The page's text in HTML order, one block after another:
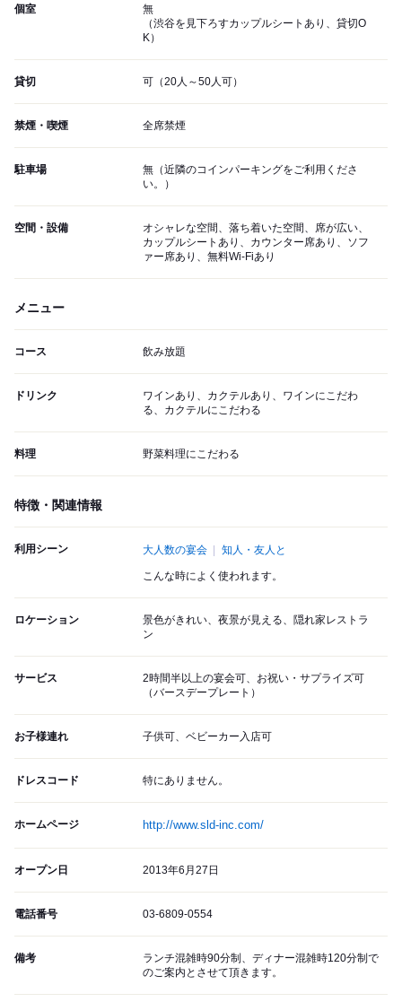
個室
無
（渋谷を見下ろすカップルシートあり、貸切O
K）
貸切 可（20人～50人可）
禁煙・喫煙 全席禁煙
駐車場
無（近隣のコインパーキングをご利用くださ
い。）
空間・設備
オシャレな空間、落ち着いた空間、席が広い、
カップルシートあり、カウンター席あり、ソフ
ァー席あり、無料Wi-Fiあり
メニュー
コース 飲み放題
ドリンク
ワインあり、カクテルあり、ワインにこだわ
る、カクテルにこだわる
料理 野菜料理にこだわる
特徴・関連情報
利用シーン 大人数の宴会 知人・友人と
こんな時によく使われます。
ロケーション
景色がきれい、夜景が見える、隠れ家レストラ
ン
サービス
2時間半以上の宴会可、お祝い・サプライズ可
（バースデープレート）
お子様連れ 子供可、ベビーカー入店可
ドレスコード 特にありません。
ホームページ http://www.sld-inc.com/
オープン日 2013年6月27日
電話番号 03-6809-0554
備考
ランチ混雑時90分制、ディナー混雑時120分制で
のご案内とさせて頂きます。